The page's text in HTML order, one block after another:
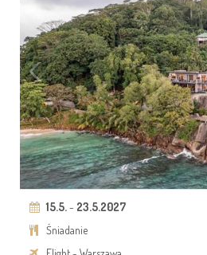
15.5.- 23.5.2027
Śniadanie